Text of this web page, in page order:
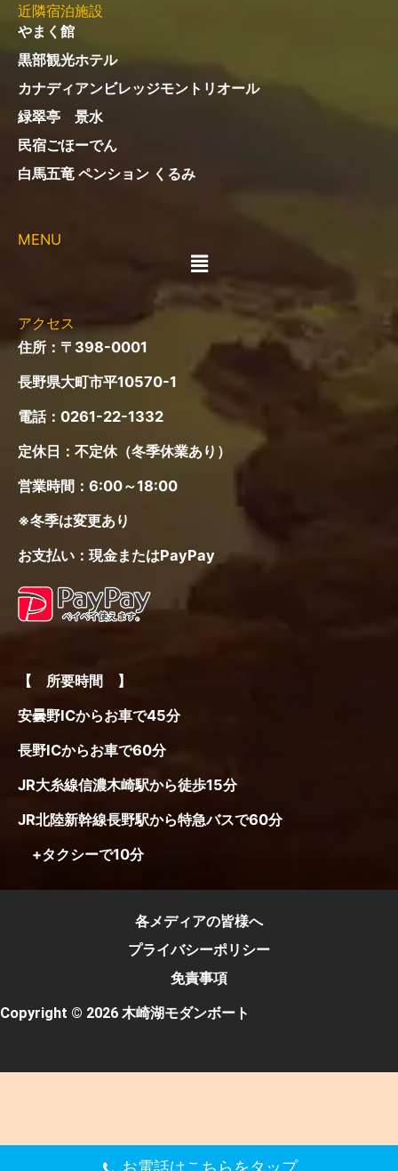
近隣宿泊施設
やまく館
黒部観光ホテル
カナディアンビレッジモントリオール
緑翠亭 景水
民宿ごほーでん
白馬五竜 ペンション くるみ
MENU
メ
ニ
ー
アクセス
住所：〒398-0001
長野県大町市平10570-1
電話： 0261-22-1332
定休日：不定休（冬季休業あり）
営業時間：6:00～18:00
※冬季は変更あり
お支払い：現金またはPayPay
【 所要時間 】
安曇野ICからお車で45分
長野ICからお車で60分
JR大糸線信濃木崎駅から徒歩15分
JR北陸新幹線長野駅から特急バスで60分
+タクシーで10分
各メディアの皆様へ
プライバシーポリシー
免責事項
Copyright © 2026 木崎湖モダンボート
お電話はこちらをタップ